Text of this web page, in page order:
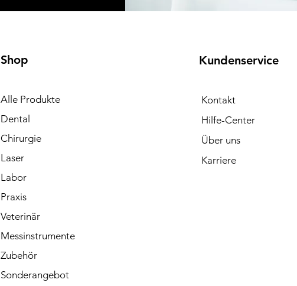
Shop
Alle Produkte
Dental
Chirurgie
Laser
Labor
Praxis
Veterinär
Messinstrumente
Zubehör
Sonderangebot
Kundenservice
Kontakt
Hilfe-Center
Über uns
Karriere